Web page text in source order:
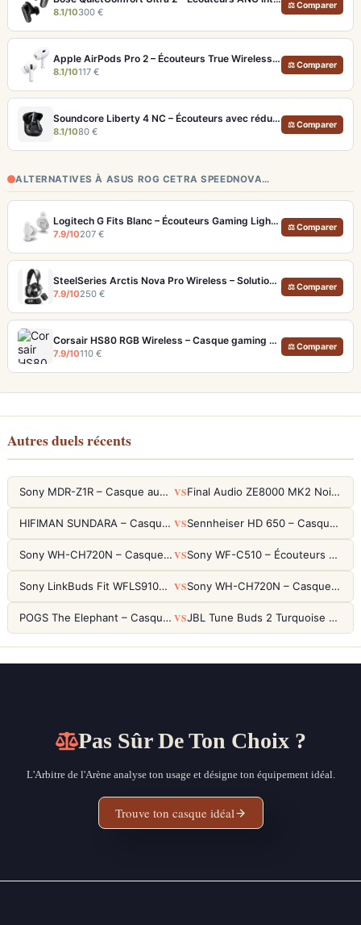
8.1/10300 €
⚖ Comparer
Apple AirPods Pro 2 – Écouteurs True Wireless ANC USB-C Blancs
8.1/10117 €
⚖ Comparer
Soundcore Liberty 4 NC – Écouteurs avec réduction de bruit adaptative 2.0
8.1/1080 €
⚖ Comparer
ALTERNATIVES À ASUS ROG CETRA SPEEDNOVA…
Logitech G Fits Blanc – Écouteurs Gaming Lightform Moulage UV LIGHTSPEED
7.9/10207 €
⚖ Comparer
SteelSeries Arctis Nova Pro Wireless – Solution audio gaming ultime multi-plateforme
7.9/10250 €
⚖ Comparer
Corsair HS80 RGB Wireless – Casque gaming sans fil avec micro broadcast
7.9/10110 €
⚖ Comparer
Autres duels récents
Sony MDR-Z1R – Casque audiophile fermé haute résolution VS Final Audio ZE8000 MK2 Noir – Écouteurs True Wireless audiophiles 8K Sound
HIFIMAN SUNDARA – Casque Planar Magnetic Ouvert Over-Ear Audiophile VS Sennheiser HD 650 – Casque audiophile ouvert pour l'écoute analytique
Sony WH-CH720N – Casque ANC 35h, Ultra-léger (192g) avec Processeur V1 VS Sony WF-C510 – Écouteurs True Wireless compacts, autonomie 22h et multipoint
Sony LinkBuds Fit WFLS910NW Blanc – Écouteurs Sport Ailes ANC VS Sony WH-CH720N – Casque ANC 35h, Ultra-léger (192g) avec Processeur V1
POGS The Elephant – Casque Filaire Enfants 85dB POGS-Safe™ (Éco-Responsable) VS JBL Tune Buds 2 Turquoise – Écouteurs True Wireless avec ANC et autonomie 48h
Pas Sûr De Ton Choix ?
L'Arbitre de l'Arène analyse ton usage et désigne ton équipement idéal.
Trouve ton casque idéal